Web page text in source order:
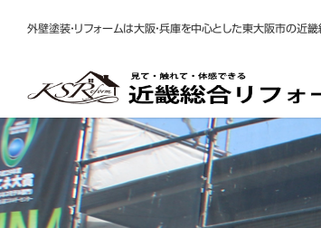
外壁塗装・リフォームは大阪・兵庫を中心とした東大阪市の近畿